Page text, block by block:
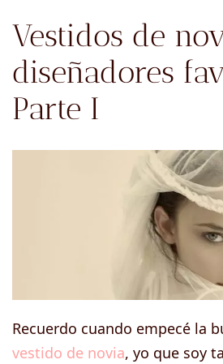
Vestidos de
diseñadores
Parte I
Recuerdo cuando empecé la
vestido de novia, yo que soy